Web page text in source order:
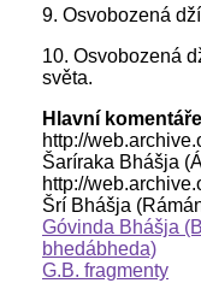
9. Osvobozená
10. Osvobozená
světa.
Hlavní
http://
Šaríraka Bhášja
http://
Šrí Bhášja
Góvinda Bhášja
bhedábheda)
G.B. fragmenty